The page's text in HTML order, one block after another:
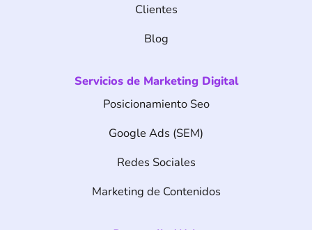
Clientes
Blog
Servicios de Marketing Digital
Posicionamiento Seo
Google Ads (SEM)
Redes Sociales
Marketing de Contenidos